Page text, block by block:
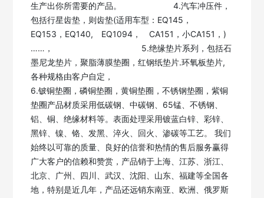
生产出你所需要的产品。                      4.汽车冲压件，
包括行星齿垫，则齿垫(适用车型：EQ145，
EQ153，EQ140,　EQ1094，　CA151，小CA151，)
……，　                                  5.绝缘垫片系列，包括石
墨尼龙垫片，聚脂薄膜垫圈，红钢纸垫片.环氧板垫片,
各种规格由客户自定，
6.铍铜垫圈，磷铜垫圈，黄铜垫圈，不锈钢垫圈，紫铜
垫圈产品材质采用低碳钢、中碳钢、65锰、不锈钢、
铝、铜、绝缘材料等。表面处理采用镀蓝白锌、彩锌、
黑锌、镍、铬、发黑、淬火、回火、渗碳等工艺。 我们
始终以可靠的质量、良好的信誉和热情的售后服务赢得
广大客户的信赖和赞赏，产品销于上海、江苏、浙江、
北京、广州、四川、武汉、沈阳、山东、福建等全国各
地，特别是近几年，产品还远销东南亚、欧洲、俄罗斯